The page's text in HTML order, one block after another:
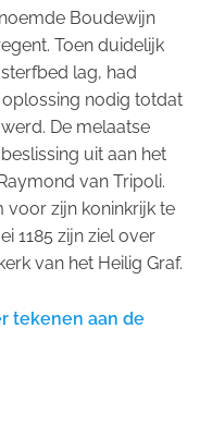
Boudewijn
Toen duidelijk
lag, had
nodig totdat
De melaatse
uit aan het
van Tripoli.
voor zijn koninkrijk te
1185 zijn ziel over
van het Heilig Graf.
tekenen aan de